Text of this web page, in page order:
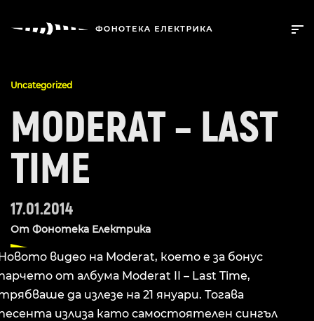
Uncategorized
MODERAT – LAST
TIME
17.01.2014
От Фонотека Електрика
видео на Moderat, което е за бонус
от албума Moderat II – Last Time,
да излезе на 21 януари. Тогава
излиза като самостоятелен сингъл